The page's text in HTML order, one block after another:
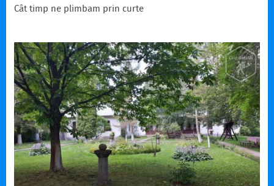
Cât timp ne plimbam prin curte